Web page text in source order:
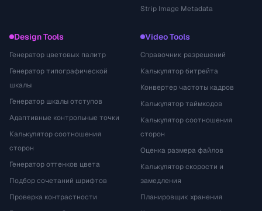
Strip Image Metadata
Design Tools
Генератор цветовых палитр
Генератор типографической
шкалы
Генератор шкалы отступов
Адаптивные контрольные точки
Калькулятор соотношения
сторон
Генератор оттенков цвета
Подбор сочетаний шрифтов
Проверка контрастности
Video Tools
Справочник разрешений
Калькулятор битрейта
Конвертер частоты кадров
Калькулятор таймкодов
Калькулятор соотношения
сторон
Оценка размера файлов
Калькулятор скорости и
замедления
Планировщик хранения